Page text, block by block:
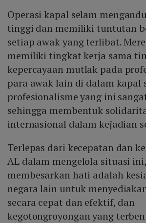
Operasi kapal selam
tinggi dan memiliki tuntutan
setiap awak yang terlibat.
memiliki tingkat kerja sama
kepercayaan mutlak pada
para awak lain di dalam kapal
profesionalisme yang ini
sehingga membentuk
internasional dalam kejadian
Terlepas dari kecepatan dan
AL dalam mengelola situasi
membesarkan hati adalah
negara lain untuk
secara cepat dan efektif, dan
kegotongroyongan yang